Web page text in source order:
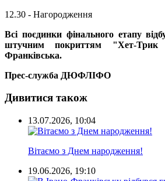
12.30 - Нагородження
Всі поєдинки фінального етапу
штучним покриттям "Хет-
Франківська.
Прес-служба ДЮФЛІФО
Дивитися також
13.07.2026, 10:04
Вітаємо з Днем народження!
19.06.2026, 19:10